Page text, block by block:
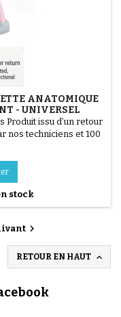
ANATOMIQUE
- UNIVERSEL
Produit issu d’un retour
nos techniciens et 100
KikkaBoo facilite
un confort maximal
de poignées de...
stock

RETOUR EN HAUT 